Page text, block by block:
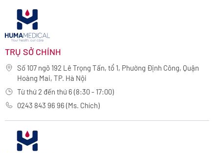
TRỤ SỞ CHÍNH
Số 107 ngõ 192 Lê Trọng Tấn, tổ 1, Phường Định Công, Quận
Hoàng Mai, TP. Hà Nội
Từ thứ 2 đến thứ 6 (8:30 - 17:00)
0243 843 96 96 (Ms. Chích)